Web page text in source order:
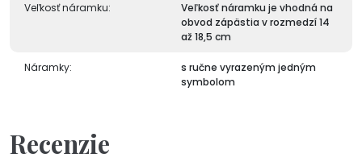
Veľkosť náramku:
Veľkosť náramku je vhodná na
obvod zápästia v rozmedzí 14
až 18,5 cm
Náramky:
s ručne vyrazeným jedným
symbolom
Recenzie